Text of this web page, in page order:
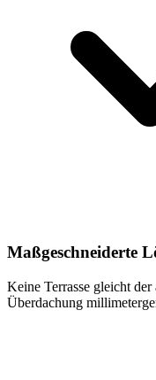
Maßgeschneiderte
Keine Terrasse gleicht
Überdachung